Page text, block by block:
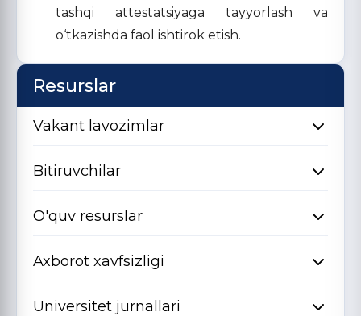
tashqi attestatsiyaga tayyorlash va
o‘tkazishda faol ishtirok etish.
Resurslar
Vakant lavozimlar
Bitiruvchilar
O'quv resurslar
Axborot xavfsizligi
Universitet jurnallari